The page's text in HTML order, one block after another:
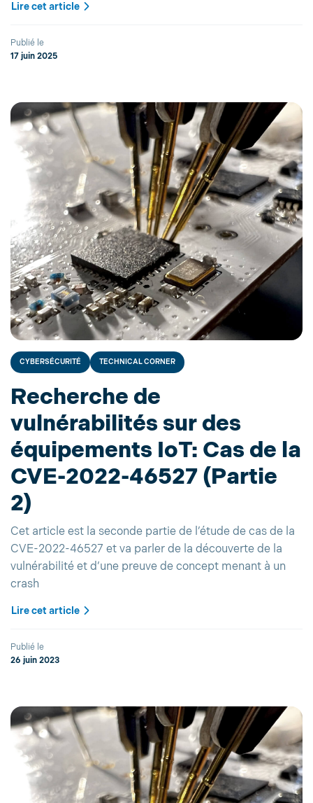
Lire cet article
Publié le
17 juin 2025
CYBERSÉCURITÉ TECHNICAL CORNER
Recherche de
vulnérabilités sur des
équipements IoT: Cas de la
CVE-2022-46527 (Partie
2)
Cet article est la seconde partie de l’étude de cas de la
CVE-2022-46527 et va parler de la découverte de la
vulnérabilité et d’une preuve de concept menant à un
crash
Lire cet article
Publié le
26 juin 2023